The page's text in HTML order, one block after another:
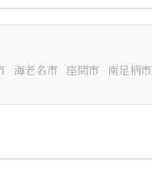
海老名市 座間市 南足柄市